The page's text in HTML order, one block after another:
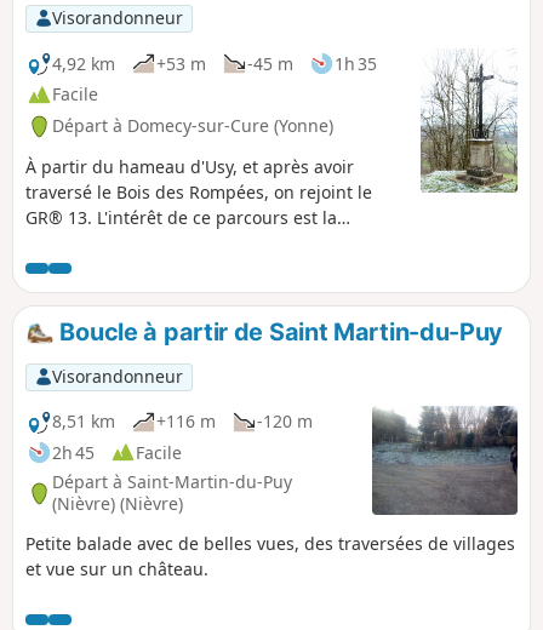
Visorandonneur
4,92 km
+53 m -45 m
1h 35
Facile
Départ à Domecy-sur-Cure (Yonne)
À partir du hameau d'Usy, et après avoir
traversé le Bois des Rompées, on rejoint le
GR® 13. L'intérêt de ce parcours est la
sur les paysages. Aucune difficulté si ce n'est
la petite pente qui permet d'accéder à Notre-
Dame de la Lumière. Depuis cette statue,
s'offre un point de vue sur la vallée de la Cure
et le village de Cure.
Boucle à partir de Saint Martin-du-Puy
Visorandonneur
8,51 km
+116 m
-120 m
2h 45
Facile
Départ à Saint-Martin-du-Puy
(Nièvre) (Nièvre)
Petite balade avec de belles vues, des traversées de villages
et vue sur un château.